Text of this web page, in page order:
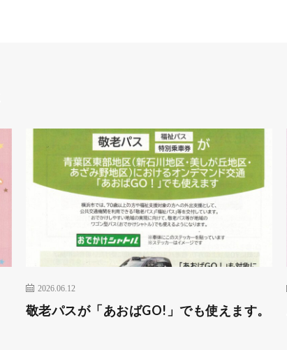
2026.06.12
敬老パスが「あおばGO!」でも使えます。